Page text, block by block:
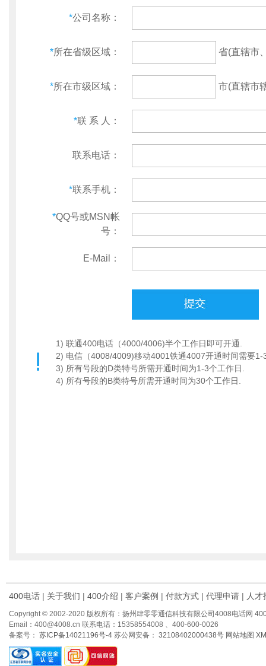
*公司名称：
*所在省级区域： 省(直辖市
*所在市级区域： 市(直辖市
*联 系 人：
联系电话：
*联系手机：
*QQ号或MSN帐
号：
E-Mail：
1) 联通400电话（4000/4006)半个工作日即可开通.
2) 电信（4008/4009)移动4001铁通4007开通时间需要1-
3) 所有号段的D类特号所需开通时间为1-3个工作日.
4) 所有号段的B类特号所需开通时间为30个工作日.
400电话 | 关于我们 | 400介绍 | 客户案例 | 付款方式 | 代理申请 | 人才
Copyright © 2002-2020 版权所有：扬州肆零零通信科技有限公司4008电话网
Email：400@4008.cn 联系电话：15358554008 、400-600-0026
备案号： 苏ICP备14021196号-4 苏公网安备： 32108402000438号 网站地图